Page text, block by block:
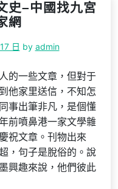
史–中國找九宮
網
日 by admin
的一些文章，但對于
他家里送信，不知怎
事出筆非凡，是個懂
前噴鼻港一家文學雜
祝文章。刊物出來
，句子是脫俗的。說
興趣來說，他們彼此